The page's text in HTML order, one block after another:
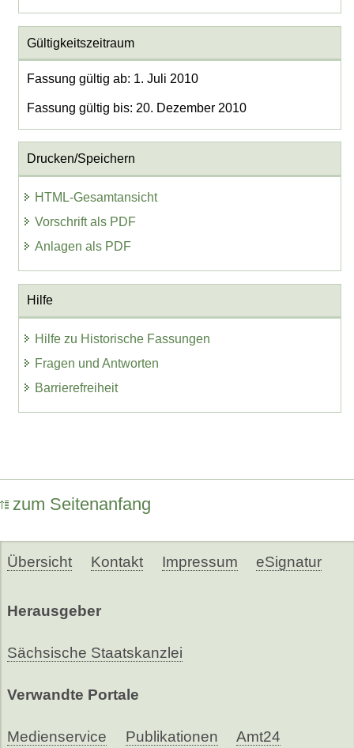
Gültigkeitszeitraum
Fassung gültig ab: 1. Juli 2010
Fassung gültig bis: 20. Dezember 2010
Drucken/Speichern
HTML-Gesamtansicht
Vorschrift als PDF
Anlagen als PDF
Hilfe
Hilfe zu Historische Fassungen
Fragen und Antworten
Barrierefreiheit
zum Seitenanfang
Übersicht Kontakt Impressum eSignatur
Herausgeber
Sächsische Staatskanzlei
Verwandte Portale
Medienservice Publikationen Amt24